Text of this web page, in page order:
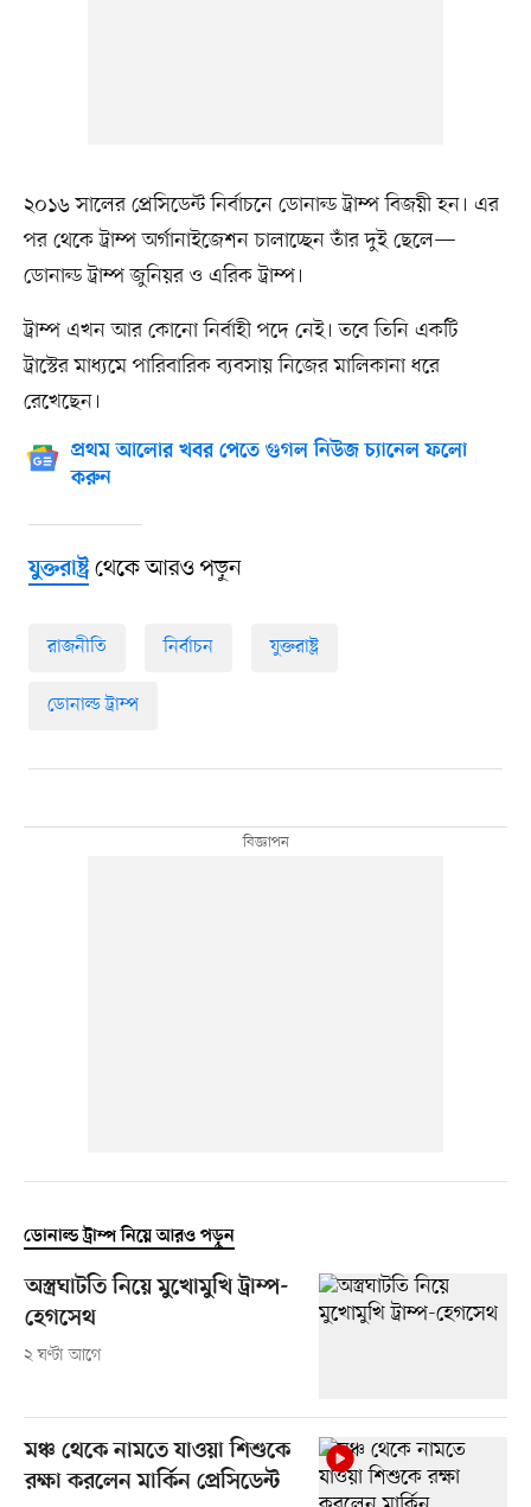
২০১৬ সালের প্রেসিডেন্ট নির্বাচনে ডোনাল্ড ট্রাম্প বিজয়ী হন। এর
পর থেকে ট্রাম্প অর্গানাইজেশন চালাচ্ছেন তাঁর দুই ছেলে—
ডোনাল্ড ট্রাম্প জুনিয়র ও এরিক ট্রাম্প।
ট্রাম্প এখন আর কোনো নির্বাহী পদে নেই। তবে তিনি একটি
ট্রাস্টের মাধ্যমে পারিবারিক ব্যবসায় নিজের মালিকানা ধরে
রেখেছেন।
প্রথম আলোর খবর পেতে গুগল নিউজ চ্যানেল ফলো
করুন
যুক্তরাষ্ট্রথেকে আরও পড়ুন
রাজনীতি নির্বাচন যুক্তরাষ্ট্র
ডোনাল্ড ট্রাম্প
ডোনাল্ড ট্রাম্প নিয়ে আরও পড়ুন
অস্ত্রঘাটতি নিয়ে মুখোমুখি ট্রাম্প-
হেগসেথ
২ ঘণ্টা আগে
মঞ্চ থেকে নামতে যাওয়া শিশুকে
রক্ষা করলেন মার্কিন প্রেসিডেন্ট